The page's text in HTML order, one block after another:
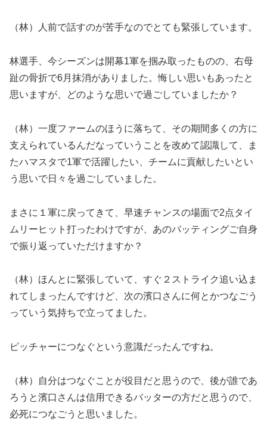
（林）人前で話すのが苦手なのでとても緊張しています。
林選手、今シーズンは開幕1軍を掴み取ったものの、右母
趾の骨折で6月抹消がありました。悔しい思いもあったと
思いますが、どのような思いで過ごしていましたか？
（林）一度ファームのほうに落ちて、その期間多くの方に
支えられているんだなっていうことを改めて認識して、ま
たハマスタで1軍で活躍したい、チームに貢献したいとい
う思いで日々を過ごしていました。
まさに１軍に戻ってきて、早速チャンスの場面で2点タイ
ムリーヒット打ったわけですが、あのバッティングご自身
で振り返っていただけますか？
（林）ほんとに緊張していて、すぐ２ストライク追い込ま
れてしまったんですけど、次の濱口さんに何とかつなごう
っていう気持ちで立ってました。
ピッチャーにつなぐという意識だったんですね。
（林）自分はつなぐことが役目だと思うので、後が誰であ
ろうと濱口さんは信用できるバッターの方だと思うので、
必死につなごうと思いました。